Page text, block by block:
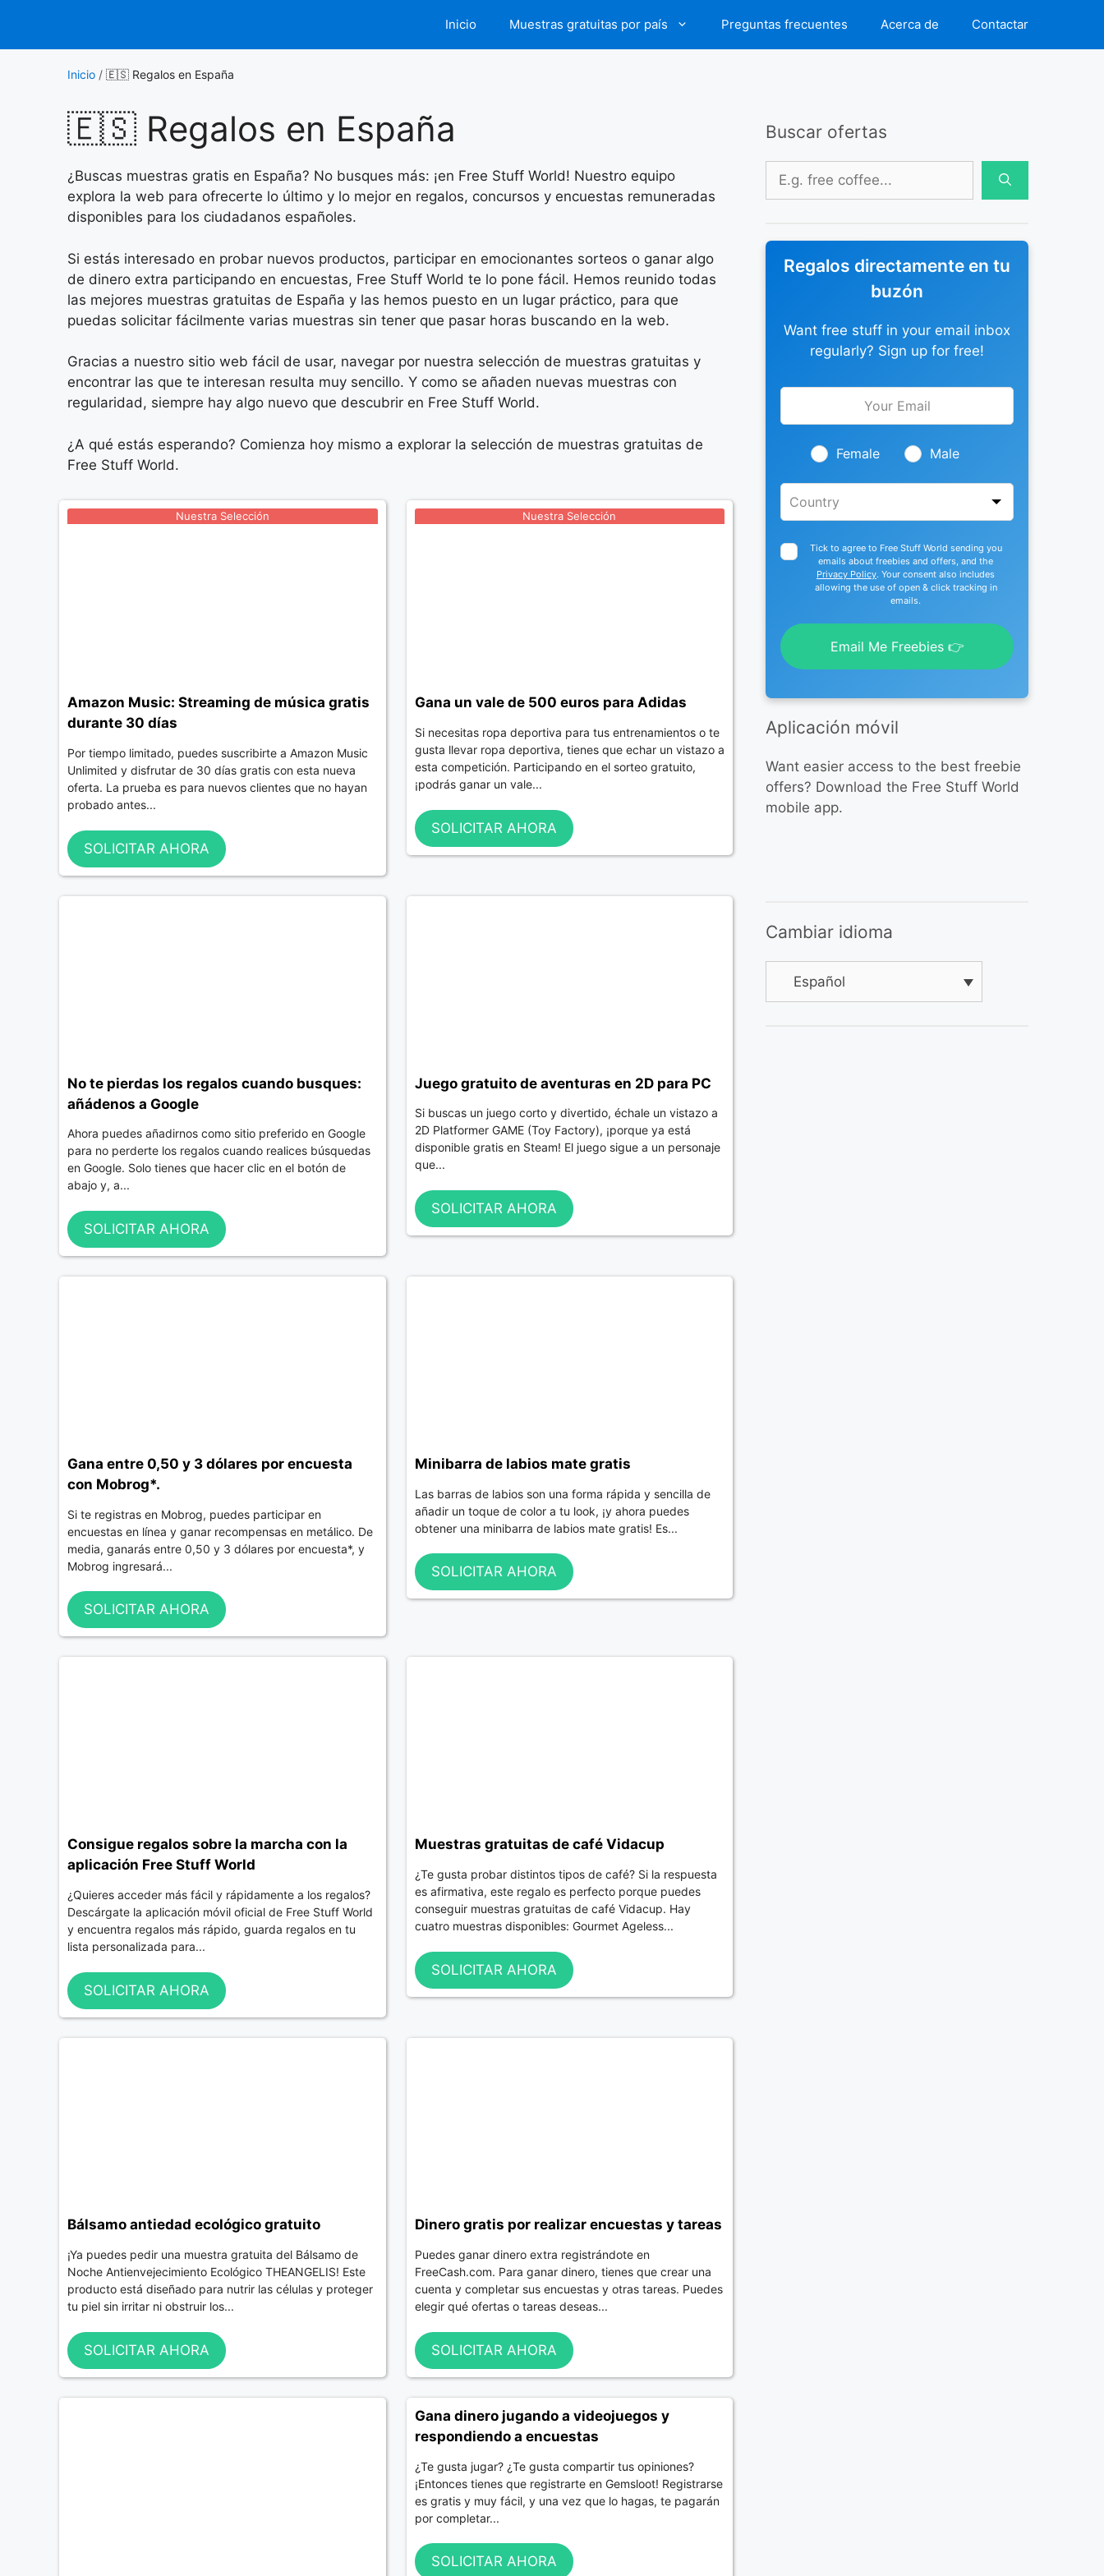
contenido
Inicio Muestras gratuitas por país Preguntas frecuentes Acerca de Contactar
Inicio / 🇪🇸 Regalos en España
🇪🇸 Regalos en España
¿Buscas muestras gratis en España? No busques más: ¡en Free Stuff World! Nuestro equipo
explora la web para ofrecerte lo último y lo mejor en regalos, concursos y encuestas remuneradas
disponibles para los ciudadanos españoles.
Si estás interesado en probar nuevos productos, participar en emocionantes sorteos o ganar algo
de dinero extra participando en encuestas, Free Stuff World te lo pone fácil. Hemos reunido todas
las mejores muestras gratuitas de España y las hemos puesto en un lugar práctico, para que
puedas solicitar fácilmente varias muestras sin tener que pasar horas buscando en la web.
Gracias a nuestro sitio web fácil de usar, navegar por nuestra selección de muestras gratuitas y
encontrar las que te interesan resulta muy sencillo. Y como se añaden nuevas muestras con
regularidad, siempre hay algo nuevo que descubrir en Free Stuff World.
¿A qué estás esperando? Comienza hoy mismo a explorar la selección de muestras gratuitas de
Free Stuff World.
Nuestra Selección
Amazon Music: Streaming de música gratis
durante 30 días
Por tiempo limitado, puedes suscribirte a Amazon Music
Unlimited y disfrutar de 30 días gratis con esta nueva
oferta. La prueba es para nuevos clientes que no hayan
probado antes...
SOLICITAR AHORA
Nuestra Selección
Gana un vale de 500 euros para Adidas
Si necesitas ropa deportiva para tus entrenamientos o te
gusta llevar ropa deportiva, tienes que echar un vistazo a
esta competición. Participando en el sorteo gratuito,
¡podrás ganar un vale...
SOLICITAR AHORA
No te pierdas los regalos cuando busques:
añádenos a Google
Ahora puedes añadirnos como sitio preferido en Google
para no perderte los regalos cuando realices búsquedas
en Google. Solo tienes que hacer clic en el botón de
abajo y, a...
SOLICITAR AHORA
Juego gratuito de aventuras en 2D para PC
Si buscas un juego corto y divertido, échale un vistazo a
2D Platformer GAME (Toy Factory), ¡porque ya está
disponible gratis en Steam! El juego sigue a un personaje
que...
SOLICITAR AHORA
Gana entre 0,50 y 3 dólares por encuesta
con Mobrog*.
Si te registras en Mobrog, puedes participar en
encuestas en línea y ganar recompensas en metálico. De
media, ganarás entre 0,50 y 3 dólares por encuesta*, y
Mobrog ingresará...
SOLICITAR AHORA
Minibarra de labios mate gratis
Las barras de labios son una forma rápida y sencilla de
añadir un toque de color a tu look, ¡y ahora puedes
obtener una minibarra de labios mate gratis! Es...
SOLICITAR AHORA
Consigue regalos sobre la marcha con la
aplicación Free Stuff World
¿Quieres acceder más fácil y rápidamente a los regalos?
Descárgate la aplicación móvil oficial de Free Stuff World
y encuentra regalos más rápido, guarda regalos en tu
lista personalizada para...
SOLICITAR AHORA
Muestras gratuitas de café Vidacup
¿Te gusta probar distintos tipos de café? Si la respuesta
es afirmativa, este regalo es perfecto porque puedes
conseguir muestras gratuitas de café Vidacup. Hay
cuatro muestras disponibles: Gourmet Ageless...
SOLICITAR AHORA
Bálsamo antiedad ecológico gratuito
¡Ya puedes pedir una muestra gratuita del Bálsamo de
Noche Antienvejecimiento Ecológico THEANGELIS! Este
producto está diseñado para nutrir las células y proteger
tu piel sin irritar ni obstruir los...
SOLICITAR AHORA
Dinero gratis por realizar encuestas y tareas
Puedes ganar dinero extra registrándote en
FreeCash.com. Para ganar dinero, tienes que crear una
cuenta y completar sus encuestas y otras tareas. Puedes
elegir qué ofertas o tareas deseas...
SOLICITAR AHORA
Gana dinero jugando a videojuegos y
respondiendo a encuestas
¿Te gusta jugar? ¿Te gusta compartir tus opiniones?
¡Entonces tienes que registrarte en Gemsloot! Registrarse
es gratis y muy fácil, y una vez que lo hagas, te pagarán
por completar...
SOLICITAR AHORA
Buscar ofertas
Buscar:
Regalos directamente en tu
buzón
Want free stuff in your email inbox
regularly? Sign up for free!
Leave
blank
Female Male
Tick to agree to Free Stuff World sending you
emails about freebies and offers, and the
Privacy Policy. Your consent also includes
allowing the use of open & click tracking in
emails.
Email Me Freebies 👉
Aplicación móvil
Want easier access to the best freebie
offers? Download the Free Stuff World
mobile app.
Cambiar idioma
Español